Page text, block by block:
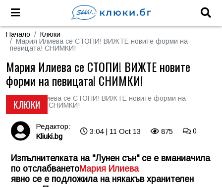
Начало
Клюки
Мария Илиева се СТОПИ! ВИЖТЕ новите форми на
певицата! СНИМКИ!
КЛЮКИ
Мария Илиева се СТОПИ! ВИЖТЕ новите
форми на певицата! СНИМКИ!
Редактор:
Kliuki.bg
3:04 | 11 Oct 13 875 0
Изпълнителката на "Лунен сън" се е вманиачила
по отслабванетоМария Илиева
явно се е подложила на някакъв хранителен